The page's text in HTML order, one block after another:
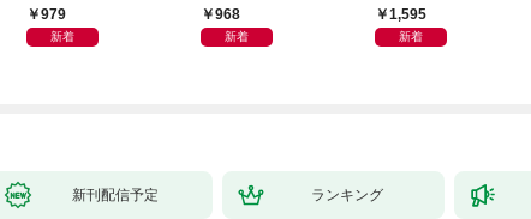
979
新着
968
新着
【イラスト付き】【単
行本書き下ろしSS付
1,595
新着
新刊配信予定 ランキング